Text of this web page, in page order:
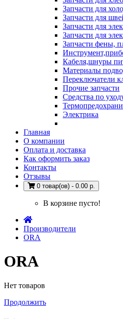
Запчасти для
Запчасти для
Запчасти для
Запчасти для
Запчасти фены,
Кабеля,шнуры
Материалы
Переключатели
Прочие запчасти
Средства по
Электрика
Главная
О компании
Оплата и доставка
Как оформить заказ
Контакты
Отзывы
0 товар(ов) - 0.00 р.
В корзине пусто!
Производители
ORA
ORA
Нет товаров
Продолжить